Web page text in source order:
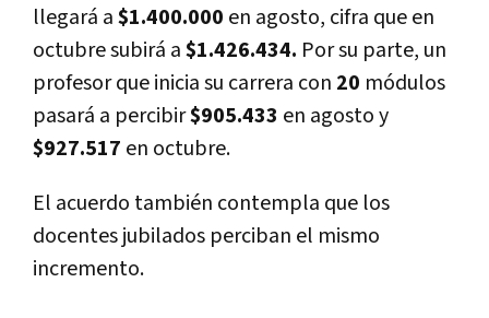
llegará a$1.400.000 en agosto, cifra que en
octubre subirá a$1.426.434. Por su parte, un
profesor que inicia su carrera con 20 módulos
pasará a percibir$905.433 en agosto y
$927.517 en octubre.
El acuerdo también contempla que los
docentes jubilados perciban el mismo
incremento.